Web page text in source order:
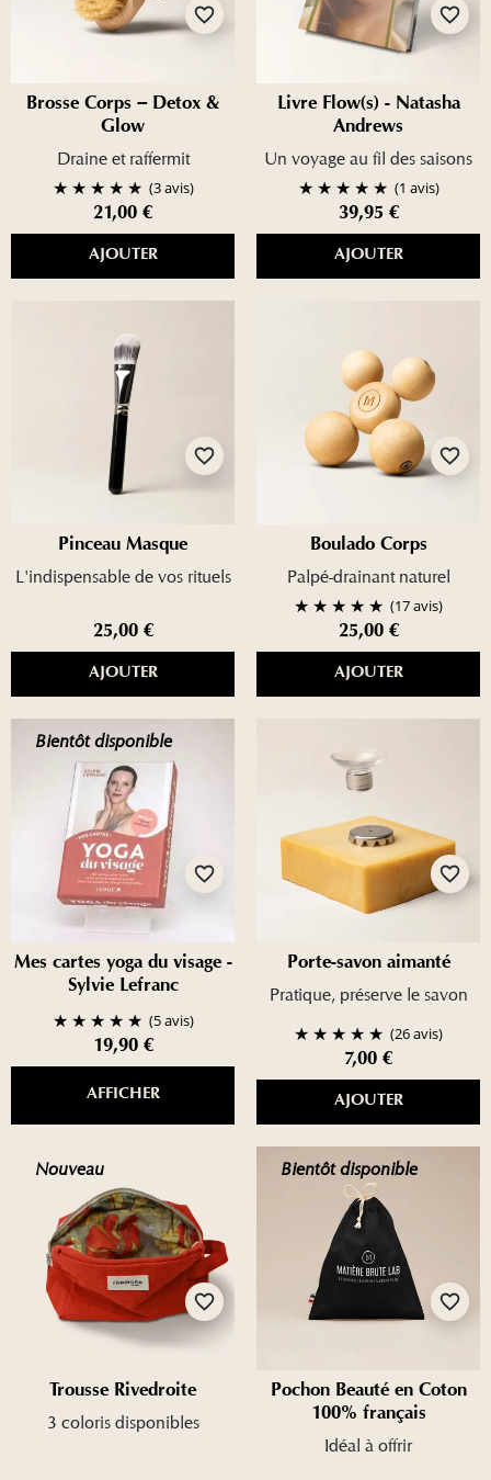
favorite_border
Brosse Corps – Detox &
Glow
Draine et raffermit
(3 avis)
21,00 €
AJOUTER
favorite_border
Livre Flow(s) - Natasha
Andrews
Un voyage au fil des saisons
(1 avis)
39,95 €
AJOUTER
favorite_border
Pinceau Masque
L'indispensable de vos rituels
25,00 €
AJOUTER
favorite_border
Boulado Corps
Palpé-drainant naturel
(17 avis)
25,00 €
AJOUTER
Bientôt disponible
favorite_border
Mes cartes yoga du visage -
Sylvie Lefranc
(5 avis)
19,90 €
AFFICHER
favorite_border
Porte-savon aimanté
Pratique, préserve le savon
(26 avis)
7,00 €
AJOUTER
Nouveau
favorite_border
Trousse Rivedroite
3 coloris disponibles
Bientôt disponible
favorite_border
Pochon Beauté en Coton
100% français
Idéal à offrir